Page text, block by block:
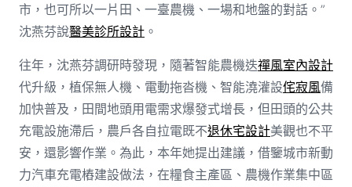
市，也可所以一片田、一臺農機、一場和地盤的對話。”
沈燕芬說醫美診所設計。
往年，沈燕芬調研時發現，隨著智能農機迭禪風室內設計
代升級，植保無人機、電動拖沓機、智能澆灌設侘寂風備
加快普及，田間地頭用電需求爆發式增長，但田頭的公共
充電設施滯后，農戶各自拉電既不退休宅設計美觀也不平
安，還影響作業。為此，本年她提出建議，借鑒城市新動
力汽車充電樁建設做法，在糧食主產區、農機作業集中區